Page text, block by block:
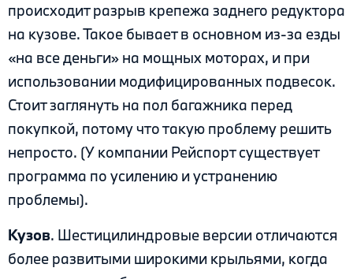
происходит разрыв крепежа заднего редуктора
на кузове. Такое бывает в основном из-за езды
«на все деньги» на мощных моторах, и при
использовании модифицированных подвесок.
Стоит заглянуть на пол багажника перед
покупкой, потому что такую проблему решить
непросто. (У компании Рейспорт существует
программа по усилению и устранению
проблемы).
Кузов. Шестицилиндровые версии отличаются
более развитыми широкими крыльями, когда